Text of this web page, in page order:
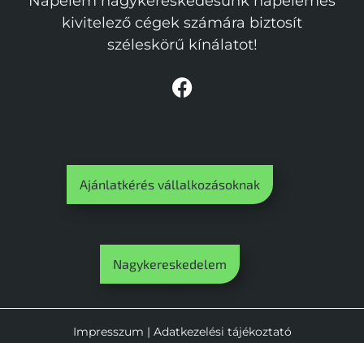
kivitelező cégek számára biztosít
széleskörű kínálatot!
Ajánlatkérés vállalkozásoknak
Nagykereskedelem
Impresszum | Adatkezelési tájékoztató